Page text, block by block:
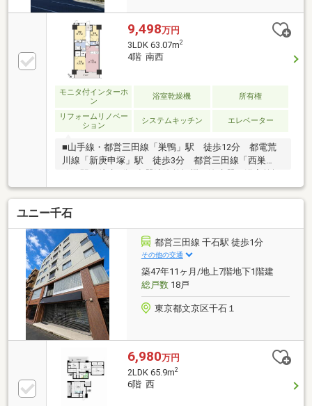
9,498万円
3LDK 63.07m2
4階 南西
モニタ付インターホ
ン
浴室乾燥機 所有権
リフォームリノベー
ション
システムキッチン エレベーター
■山手線・都営三田線「巣鴨」駅 徒歩12分 都電荒
川線「新庚申塚」駅 徒歩3分 都営三田線「西巣
機■新規インナーサッシ設置■新規リノベーション
（2026年7月完成）キッチン交換・浴室交換・洗面交
換・トイレ交換水廻り床張替・フローリング新規（張
替）・建具交換照明交換・下足入・クロス貼替・アク
セントクロス・ハウスクリーニング■ＬＤＫと洋室を
仕切る３枚引き戸を開けると訳１７条の広々空間に■
居住空間をすっきりさせる豊富な収納 各居室収納の
ほか、リビングに大容量のマルチ収納をご用意パント
リーとしても利用できストック品の収納等に活躍
ユニー千石
都営三田線 千石駅 徒歩1分
その他の交通
築47年11ヶ月/地上7階地下1階建
総戸数18戸
東京都文京区千石１
6,980万円
2LDK 65.9m2
6階 西